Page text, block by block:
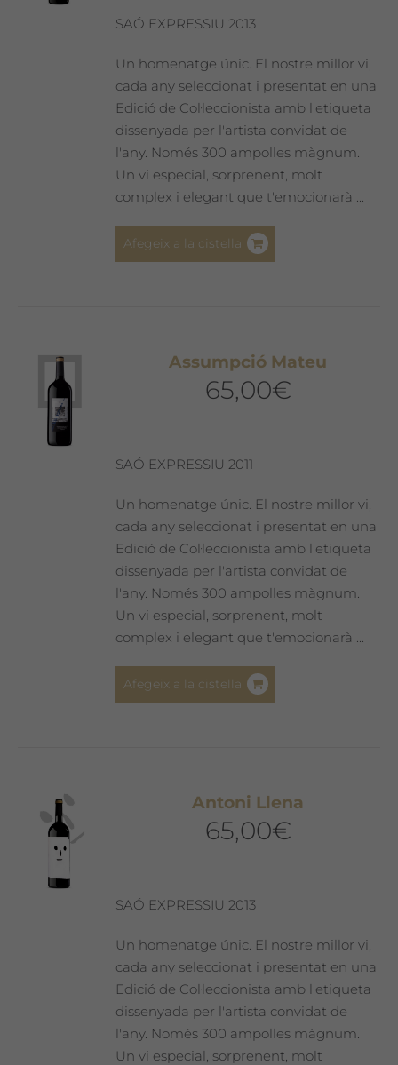
SAÓ EXPRESSIU 2013
Un homenatge únic. El nostre millor vi,
cada any seleccionat i presentat en una
Edició de Col·leccionista amb l'etiqueta
dissenyada per l'artista convidat de
l'any. Només 300 ampolles màgnum.
Un vi especial, sorprenent, molt
complex i elegant que t'emocionarà ...
Afegeix a la cistella
Assumpció Mateu
65,00€
SAÓ EXPRESSIU 2011
Un homenatge únic. El nostre millor vi,
cada any seleccionat i presentat en una
Edició de Col·leccionista amb l'etiqueta
dissenyada per l'artista convidat de
l'any. Només 300 ampolles màgnum.
Un vi especial, sorprenent, molt
complex i elegant que t'emocionarà ...
Afegeix a la cistella
Antoni Llena
65,00€
SAÓ EXPRESSIU 2013
Un homenatge únic. El nostre millor vi,
cada any seleccionat i presentat en una
Edició de Col·leccionista amb l'etiqueta
dissenyada per l'artista convidat de
l'any. Només 300 ampolles màgnum.
Un vi especial, sorprenent, molt